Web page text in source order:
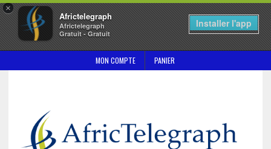
×
Africtelegraph
Africtelegraph
Gratuit - Gratuit
Installer l'app
MON COMPTE PANIER